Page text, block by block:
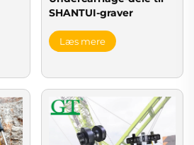
SHANTUI-graver
Læs mere